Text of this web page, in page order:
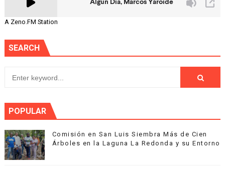
A Zeno.FM Station
SEARCH
POPULAR
Comisión en San Luis Siembra Más de Cien
Árboles en la Laguna La Redonda y su Entorno